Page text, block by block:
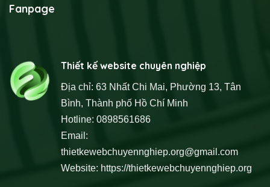
Fanpage
Thiết kế website chuyên nghiệp
Địa chỉ: 63 Nhất Chi Mai, Phường 13, Tân
Bình, Thành phố Hồ Chí Minh
Hotline: 0898561686
Email:
thietkewebchuyennghiep.org@gmail.com
Website: https://thietkewebchuyennghiep.org